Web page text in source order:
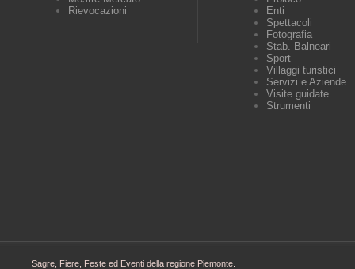
Rievocazioni
Enti
Spettacoli
Fotografia
Stab. Balneari
Sport
Villaggi turistici
Servizi e Aziende
Visite guidate
Strumenti
Sagre, Fiere, Feste ed Eventi della regione Piemonte.